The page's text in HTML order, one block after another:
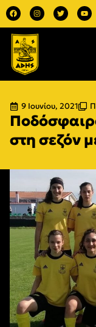
9 Ιουνίου, 2021
στη σεζόν